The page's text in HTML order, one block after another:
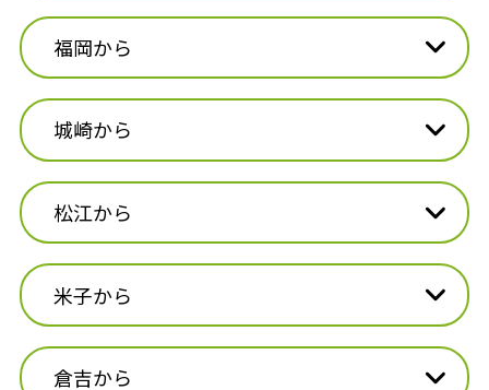
福岡から
城崎から
松江から
米子から
倉吉から